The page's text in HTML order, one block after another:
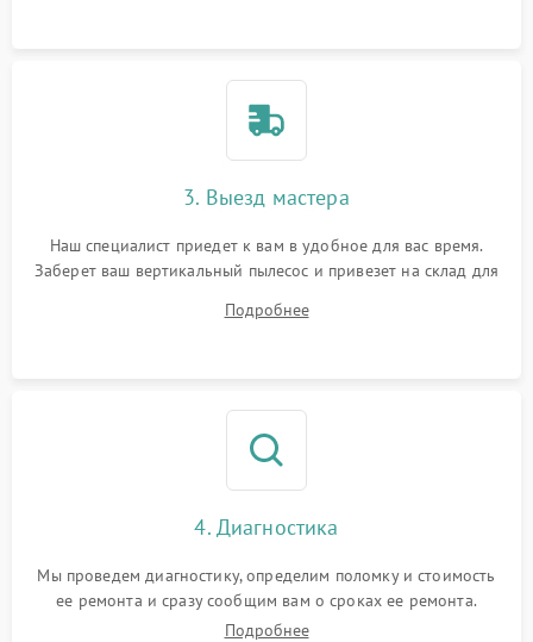
3. Выезд мастера
Наш специалист приедет к вам в удобное для вас время.
Заберет ваш вертикальный пылесос и привезет на склад для
Подробнее
4. Диагностика
Мы проведем диагностику, определим поломку и стоимость
ее ремонта и сразу сообщим вам о сроках ее ремонта.
Подробнее